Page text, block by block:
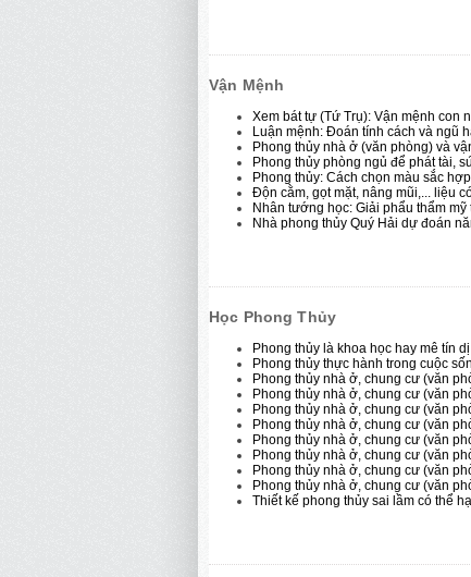
Vận Mệnh
Xem bát tự (Tứ Trụ): Vận mệnh con
Luận mệnh: Đoán tính cách và ngũ
Phong thủy nhà ở (văn phòng) và
Phong thủy phòng ngủ để phát tài,
Phong thủy: Cách chọn màu sắc
Độn cằm, gọt mặt, nâng mũi,... liệu
Nhân tướng học: Giải phẩu thẩm
Nhà phong thủy Quý Hải dự đoán
Học Phong Thủy
Phong thủy là khoa học hay mê tín
Phong thủy thực hành trong cuộc
Phong thủy nhà ở, chung cư (văn
Phong thủy nhà ở, chung cư (văn
Phong thủy nhà ở, chung cư (văn
Phong thủy nhà ở, chung cư (văn
Phong thủy nhà ở, chung cư (văn
Phong thủy nhà ở, chung cư (văn
Phong thủy nhà ở, chung cư (văn
Phong thủy nhà ở, chung cư (văn
Thiết kế phong thủy sai lầm có thể